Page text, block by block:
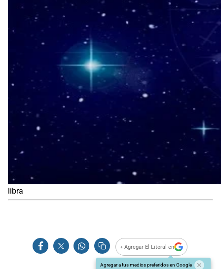
libra
+ Agregar El Litoral en
Agregar a tus medios preferidos en Google